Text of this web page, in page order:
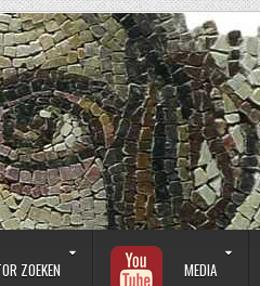
ZOEKEN MEDIA